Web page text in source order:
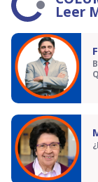
Leer